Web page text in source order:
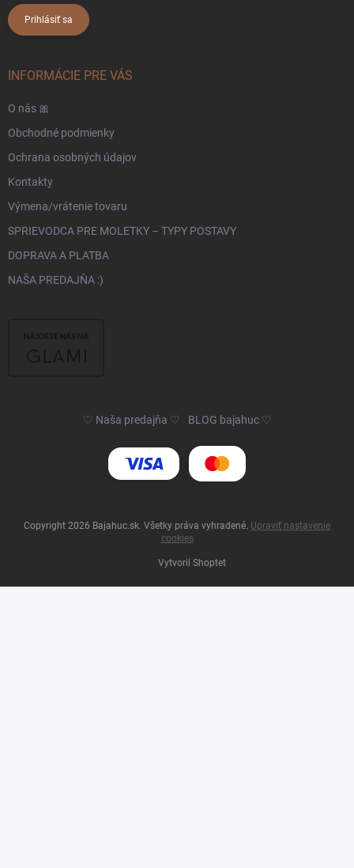
Prihlásiť sa
INFORMÁCIE PRE VÁS
O nás 🎀
Obchodné podmienky
Ochrana osobných údajov
Kontakty
Výmena/vrátenie tovaru
SPRIEVODCA PRE MOLETKY – TYPY POSTAVY
DOPRAVA A PLATBA
NAŠA PREDAJŇA :)
♡ Naša predajňa ♡ BLOG bajahuc ♡
Vytvoril Shoptet
Copyright 2026 Bajahuc.sk . Všetky práva vyhradené. Upraviť nastavenie
cookies